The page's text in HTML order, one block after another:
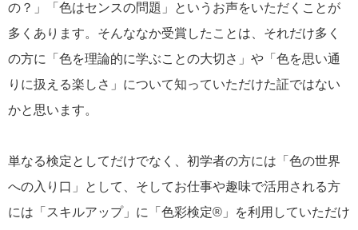
の？」「色はセンスの問題」というお声をいただくことが
多くあります。そんななか受賞したことは、それだけ多く
の方に「色を理論的に学ぶことの大切さ」や「色を思い通
りに扱える楽しさ」について知っていただけた証ではない
かと思います。
単なる検定としてだけでなく、初学者の方には「色の世界
への入り口」として、そしてお仕事や趣味で活用される方
には「スキルアップ」に「色彩検定®」を利用していただけ